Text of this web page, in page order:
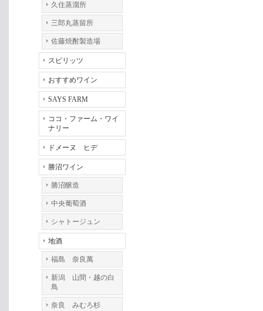
久住蒸溜所
三郎丸蒸留所
佐藤焼酎製造場
スピリッツ
おすすめワイン
SAYS FARM
ココ・ファーム・ワイ
ナリー
ドメーヌ ヒデ
勝沼ワイン
勝沼醸造
中央葡萄酒
シャトージュン
地酒
福島 奈良萬
新潟 山間・越の白
鳥
奈良 みむろ杉